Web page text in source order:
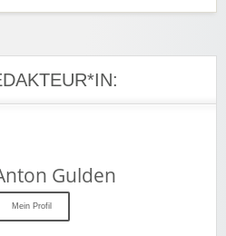
Gulden
Mein Profil